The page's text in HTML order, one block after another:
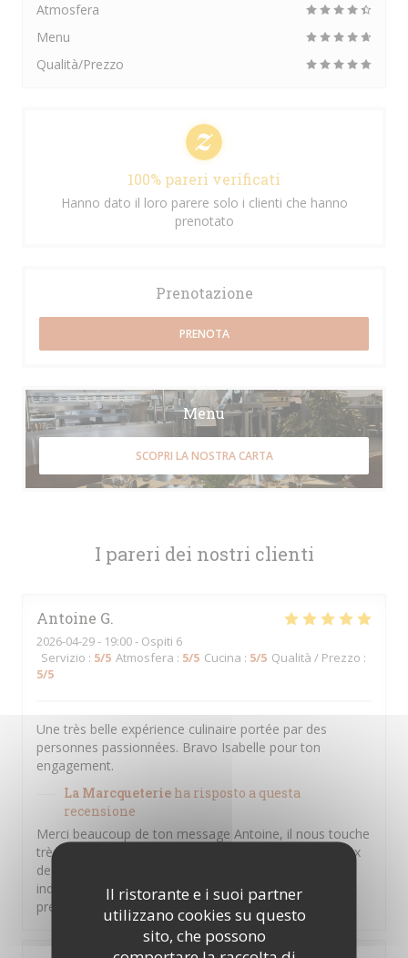
Il ristorante e i suoi partner
utilizzano cookies su questo
sito, che possono
I pareri dei nostri clienti
Antoine G
2026-04-29- 19:00 - Ospiti 6
Servizio : 5/5 Atmosfera : 5/5 Cucina : 5/5 Qualità / Prezzo :
5/5
Une très belle expérience culinaire portée par des
personnes passionnées. Bravo Isabelle pour ton
engagement.
La Marcqueterie ha risposto a questa
recensione
Merci beaucoup de ton message Antoine, il nous touche
très sincèrement. Nous sommes toujours très heureux
de vous accueillir, ta famille et toi. Ton soutien
indéfectible depuis plusieurs années déjà nous est
précieux. Au plaisir de te revoir très vite
Atmosfera
Menu
Qualità/Prezzo
100% pareri verificati
Hanno dato il loro parere solo i clienti che hanno
prenotato
Prenotazione
PRENOTA
Menu
SCOPRI LA NOSTRA CARTA